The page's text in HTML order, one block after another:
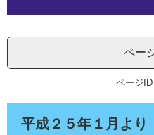
へ
ペー
ページ
平成２５年１月より